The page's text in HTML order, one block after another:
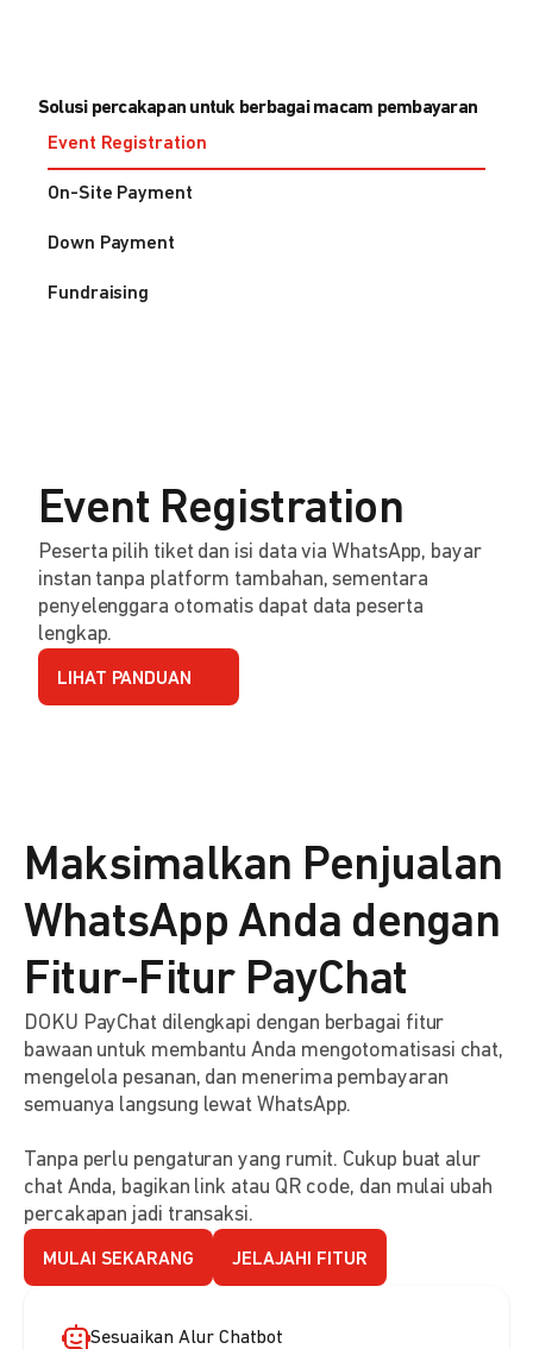
Solusi percakapan untuk berbagai macam pembayaran
Event Registration
On-Site Payment
Down Payment
Fundraising
Event Registration
Peserta pilih tiket dan isi data via WhatsApp, bayar
instan tanpa platform tambahan, sementara
penyelenggara otomatis dapat data peserta
lengkap.
LIHAT PANDUAN
Maksimalkan Penjualan
WhatsApp Anda dengan
Fitur-Fitur PayChat
DOKU PayChat dilengkapi dengan berbagai fitur
bawaan untuk membantu Anda mengotomatisasi chat,
mengelola pesanan, dan menerima pembayaran
semuanya langsung lewat WhatsApp.
Tanpa perlu pengaturan yang rumit. Cukup buat alur
chat Anda, bagikan link atau QR code, dan mulai ubah
percakapan jadi transaksi.
MULAI SEKARANG JELAJAHI FITUR
Sesuaikan Alur Chatbot